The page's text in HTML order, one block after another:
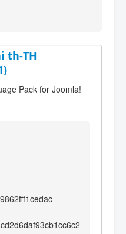
th-TH
Pack for Joomla!